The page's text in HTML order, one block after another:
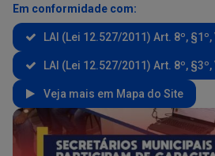
Em conformidade com:
LAI (Lei 12.527/2011) Art. 8º, §1º,
LAI (Lei 12.527/2011) Art. 8º, §3º,
Veja mais em Mapa do Site